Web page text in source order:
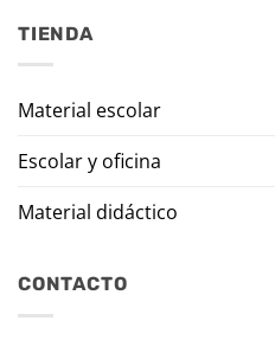
TIENDA
Material escolar
Escolar y oficina
Material didáctico
CONTACTO